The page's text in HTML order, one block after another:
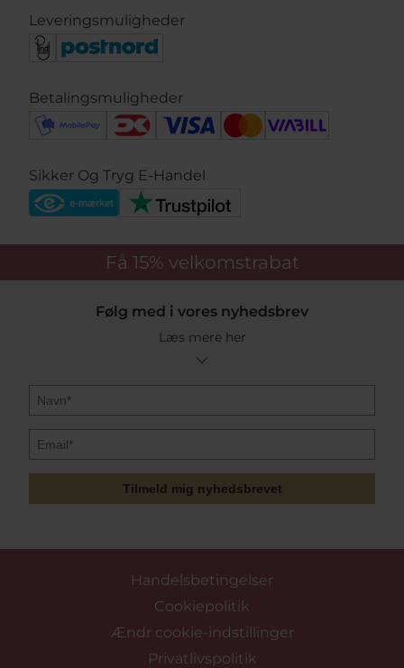
Leveringsmuligheder
Betalingsmuligheder
Sikker Og Tryg E-Handel
Få 15% velkomstrabat
Følg med i vores nyhedsbrev
Læs mere her
Tilmeld mig nyhedsbrevet
Handelsbetingelser
Cookiepolitik
Ændr cookie-indstillinger
Privatlivspolitik